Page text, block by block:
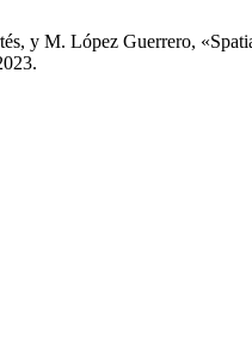
y M. López Guerrero,